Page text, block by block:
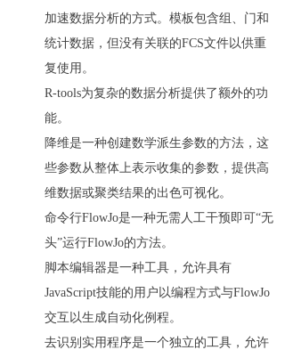
加速数据分析的方式。模板包含组、门和
统计数据，但没有关联的FCS文件以供重
复使用。
R-tools为复杂的数据分析提供了额外的功
能。
降维是一种创建数学派生参数的方法，这
些参数从整体上表示收集的参数，提供高
维数据或聚类结果的出色可视化。
命令行FlowJo是一种无需人工干预即可“无
头”运行FlowJo的方法。
脚本编辑器是一种工具，允许具有
JavaScript技能的用户以编程方式与FlowJo
交互以生成自动化例程。
去识别实用程序是一个独立的工具，允许